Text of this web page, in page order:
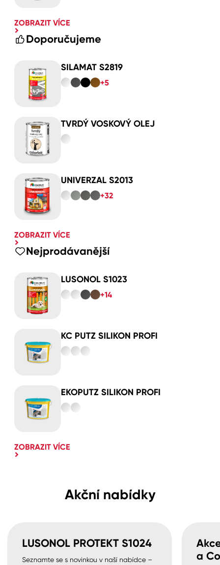
ZOBRAZIT VÍCE
Doporučujeme
SILAMAT S2819
+5
TVRDÝ VOSKOVÝ OLEJ
UNIVERZAL S2013
+32
ZOBRAZIT VÍCE
Nejprodávanější
LUSONOL S1023
+14
KC PUTZ SILIKON PROFI
EKOPUTZ SILIKON PROFI
ZOBRAZIT VÍCE
Akční nabídky
LUSONOL PROTEKT S1024
Seznamte se s novinkou v naší nabídce –
a